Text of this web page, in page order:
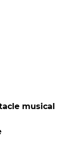
musical